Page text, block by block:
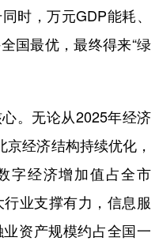
福建 江西
湖北 湖南
海南 重庆
时，万元GDP能耗、
国最优，最终得来“绿
。无论从2025年经济
京经济结构持续优化，
字经济增加值占全市
业支撑有力，信息服
资产规模约占全国一